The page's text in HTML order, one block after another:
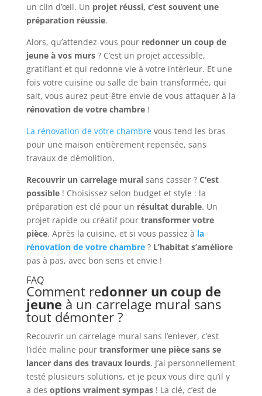
un clin d’œil. Un projet réussi, c’est souvent une
préparation réussie.
Alors, qu’attendez-vous pour redonner un coup de
jeune à vos murs? C’est un projet accessible,
gratifiant et qui redonne vie à votre intérieur. Et une
fois votre cuisine ou salle de bain transformée, qui
sait, vous aurez peut-être envie de vous attaquer à la
rénovation de votre chambre!
La rénovation de votre chambrevous tend les bras
pour une maison entièrement repensée, sans
travaux de démolition.
Recouvrir un carrelage muralsans casser ? C’est
possible! Choisissez selon budget et style : la
préparation est clé pour un résultat durable. Un
projet rapide ou créatif pour transformer votre
pièce. Après la cuisine, et si vous passiez à la
rénovation de votre chambre? L’habitat s’améliore
pas à pas, avec bon sens et envie !
FAQ
Comment redonner un coup de
jeune à un carrelage mural sans
tout démonter ?
Recouvrir un carrelage mural sans l’enlever, c’est
l’idée maline pour transformer une pièce sans se
lancer dans des travaux lourds. J’ai personnellement
testé plusieurs solutions, et je peux vous dire qu’il y
a des options vraiment sympas! La clé, c’est de